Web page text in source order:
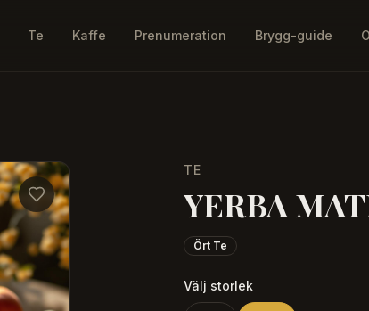
Te Kaffe Prenumeration Brygg-guide
TE
YERBA
Ört Te
Välj storlek